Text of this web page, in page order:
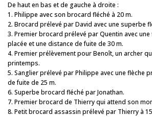
De haut en bas et de gauche à droite :
1. Philippe avec son brocard fléché à 20 m.
2. Brocard prélevé par David avec une superbe
3. Premier brocard prélevé par Quentin avec
placée et une distance de fuite de 30 m.
4. Premier prélèvement pour Benoît, un archer
printemps.
5. Sanglier prélevé par Philippe avec une flèche
de fuite de 25 m.
6. Superbe brocard fléché par Jonathan.
7. Premier brocard de Thierry qui attend son
8. Petit brocard assassin prélevé par Thierry à